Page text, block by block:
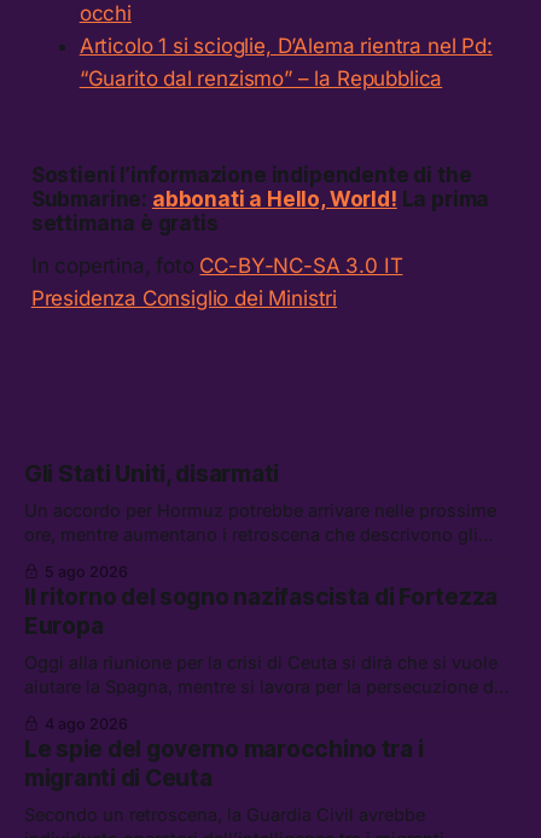
occhi
Articolo 1 si scioglie, D’Alema rientra nel Pd:
“Guarito dal renzismo” – la Repubblica
Sostieni l’informazione indipendente di the
Submarine: abbonati a Hello, World! La prima
settimana è gratis
In copertina, foto CC-BY-NC-SA 3.0 IT
Presidenza Consiglio dei Ministri
Gli Stati Uniti, disarmati
Un accordo per Hormuz potrebbe arrivare nelle prossime
ore, mentre aumentano i retroscena che descrivono gli
chi aspetta i dispersi di Ceuta, il boom dei carburanti
diluiti, e quanti attivisti anti data center sono stati arrestati
5 ago 2026
Il ritorno del sogno nazifascista di Fortezza
Europa
Oggi alla riunione per la crisi di Ceuta si dirà che si vuole
aiutare la Spagna, mentre si lavora per la persecuzione dei
spontanei a Gaza, un giovane di 19 anni è morto sotto il
sole per raccogliere pomodori, e cosa dice l’AI Act europeo
4 ago 2026
Le spie del governo marocchino tra i
migranti di Ceuta
Secondo un retroscena, la Guardia Civil avrebbe